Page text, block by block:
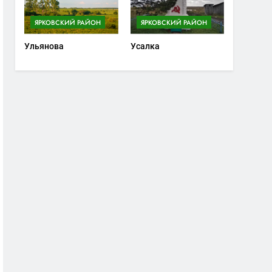
ЯРКОВСКИЙ РАЙОН
Ульянова
ЯРКОВСКИЙ РАЙОН
Усалка